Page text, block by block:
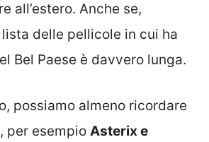
all’estero. Anche se,
delle pellicole in cui ha
Bel Paese è davvero lunga.
possiamo almeno ricordare
per esempio Asterix e